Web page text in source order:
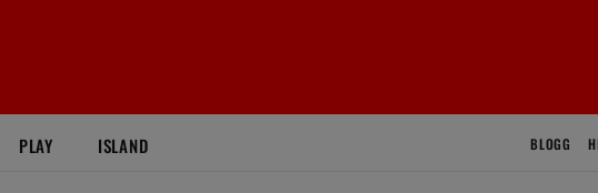
PLAY ISLAND BLOGG